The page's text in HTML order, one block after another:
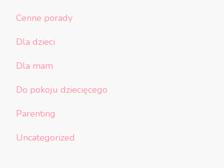
Cenne porady
Dla dzieci
Dla mam
Do pokoju dziecięcego
Parenting
Uncategorized